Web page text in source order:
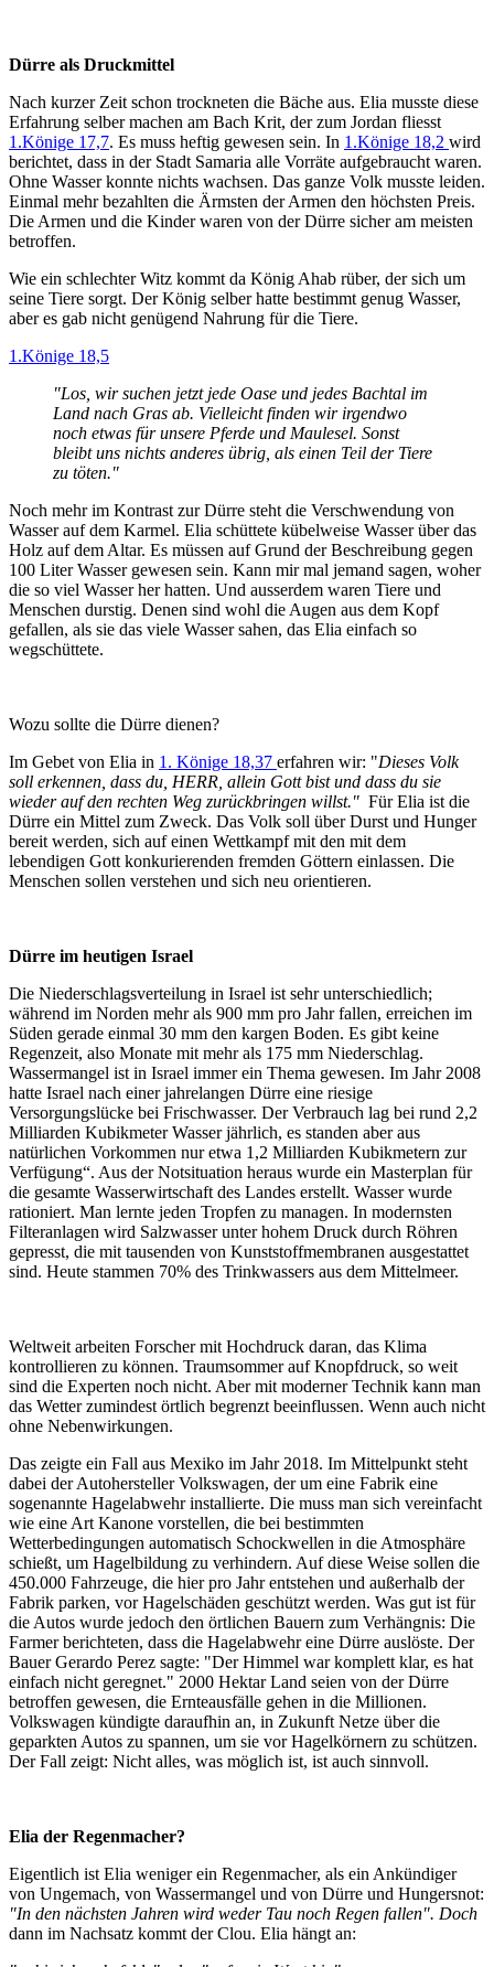
Dürre als Druckmittel
Nach kurzer Zeit schon trockneten die Bäche aus. Elia musste diese
Erfahrung selber machen am Bach Krit, der zum Jordan fliesst
1.Könige 17,7. Es muss heftig gewesen sein. In 1.Könige 18,2 wird
berichtet, dass in der Stadt Samaria alle Vorräte aufgebraucht waren.
Ohne Wasser konnte nichts wachsen. Das ganze Volk musste leiden.
Einmal mehr bezahlten die Ärmsten der Armen den höchsten Preis.
Die Armen und die Kinder waren von der Dürre sicher am meisten
betroffen.
Wie ein schlechter Witz kommt da König Ahab rüber, der sich um
seine Tiere sorgt. Der König selber hatte bestimmt genug Wasser,
aber es gab nicht genügend Nahrung für die Tiere.
1.Könige 18,5
"Los, wir suchen jetzt jede Oase und jedes Bachtal im
Land nach Gras ab. Vielleicht finden wir irgendwo
noch etwas für unsere Pferde und Maulesel. Sonst
bleibt uns nichts anderes übrig, als einen Teil der Tiere
zu töten."
Noch mehr im Kontrast zur Dürre steht die Verschwendung von
Wasser auf dem Karmel. Elia schüttete kübelweise Wasser über das
Holz auf dem Altar. Es müssen auf Grund der Beschreibung gegen
100 Liter Wasser gewesen sein. Kann mir mal jemand sagen, woher
die so viel Wasser her hatten. Und ausserdem waren Tiere und
Menschen durstig. Denen sind wohl die Augen aus dem Kopf
gefallen, als sie das viele Wasser sahen, das Elia einfach so
wegschüttete.
Wozu sollte die Dürre dienen?
Im Gebet von Elia in 1. Könige 18,37 erfahren wir: "Dieses Volk
soll erkennen, dass du, HERR, allein Gott bist und dass du sie
wieder auf den rechten Weg zurückbringen willst." Für Elia ist die
Dürre ein Mittel zum Zweck. Das Volk soll über Durst und Hunger
bereit werden, sich auf einen Wettkampf mit den mit dem
lebendigen Gott konkurierenden fremden Göttern einlassen. Die
Menschen sollen verstehen und sich neu orientieren.
Dürre im heutigen Israel
Die Niederschlagsverteilung in Israel ist sehr unterschiedlich;
während im Norden mehr als 900 mm pro Jahr fallen, erreichen im
Süden gerade einmal 30 mm den kargen Boden. Es gibt keine
Regenzeit, also Monate mit mehr als 175 mm Niederschlag.
Wassermangel ist in Israel immer ein Thema gewesen. Im Jahr 2008
hatte Israel nach einer jahrelangen Dürre eine riesige
Versorgungslücke bei Frischwasser. Der Verbrauch lag bei rund 2,2
Milliarden Kubikmeter Wasser jährlich, es standen aber aus
natürlichen Vorkommen nur etwa 1,2 Milliarden Kubikmetern zur
Verfügung“. Aus der Notsituation heraus wurde ein Masterplan für
die gesamte Wasserwirtschaft des Landes erstellt. Wasser wurde
rationiert. Man lernte jeden Tropfen zu managen. In modernsten
Filteranlagen wird Salzwasser unter hohem Druck durch Röhren
gepresst, die mit tausenden von Kunststoffmembranen ausgestattet
sind. Heute stammen 70% des Trinkwassers aus dem Mittelmeer.
Weltweit arbeiten Forscher mit Hochdruck daran, das Klima
kontrollieren zu können. Traumsommer auf Knopfdruck, so weit
sind die Experten noch nicht. Aber mit moderner Technik kann man
das Wetter zumindest örtlich begrenzt beeinflussen. Wenn auch nicht
ohne Nebenwirkungen.
Das zeigte ein Fall aus Mexiko im Jahr 2018. Im Mittelpunkt steht
dabei der Autohersteller Volkswagen, der um eine Fabrik eine
sogenannte Hagelabwehr installierte. Die muss man sich vereinfacht
wie eine Art Kanone vorstellen, die bei bestimmten
Wetterbedingungen automatisch Schockwellen in die Atmosphäre
schießt, um Hagelbildung zu verhindern. Auf diese Weise sollen die
450.000 Fahrzeuge, die hier pro Jahr entstehen und außerhalb der
Fabrik parken, vor Hagelschäden geschützt werden. Was gut ist für
die Autos wurde jedoch den örtlichen Bauern zum Verhängnis: Die
Farmer berichteten, dass die Hagelabwehr eine Dürre auslöste. Der
Bauer Gerardo Perez sagte: "Der Himmel war komplett klar, es hat
einfach nicht geregnet." 2000 Hektar Land seien von der Dürre
betroffen gewesen, die Ernteausfälle gehen in die Millionen.
Volkswagen kündigte daraufhin an, in Zukunft Netze über die
geparkten Autos zu spannen, um sie vor Hagelkörnern zu schützen.
Der Fall zeigt: Nicht alles, was möglich ist, ist auch sinnvoll.
Elia der Regenmacher?
Eigentlich ist Elia weniger ein Regenmacher, als ein Ankündiger
von Ungemach, von Wassermangel und von Dürre und Hungersnot:
"In den nächsten Jahren wird weder Tau noch Regen fallen". Doch
dann im Nachsatz kommt der Clou. Elia hängt an: